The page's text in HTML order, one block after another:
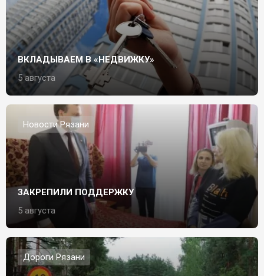
ВКЛАДЫВАЕМ В «НЕДВИЖКУ»
5 августа
Новости Рязани
ЗАКРЕПИЛИ ПОДДЕРЖКУ
5 августа
Дороги Рязани